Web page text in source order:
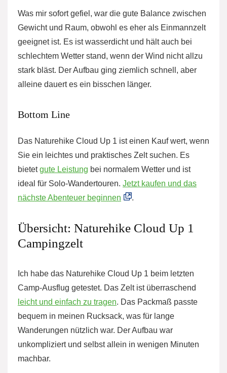
Was mir sofort gefiel, war die gute Balance zwischen
Gewicht und Raum, obwohl es eher als Einmannzelt
geeignet ist. Es ist wasserdicht und hält auch bei
schlechtem Wetter stand, wenn der Wind nicht allzu
stark bläst. Der Aufbau ging ziemlich schnell, aber
alleine dauert es ein bisschen länger.
Bottom Line
Das Naturehike Cloud Up 1 ist einen Kauf wert, wenn
Sie ein leichtes und praktisches Zelt suchen. Es
bietetgute Leistung bei normalem Wetter und ist
ideal für Solo-Wandertouren. Jetzt kaufen und das
nächste Abenteuer beginnen
.
Übersicht: Naturehike Cloud Up 1
Campingzelt
Ich habe das Naturehike Cloud Up 1 beim letzten
Camp-Ausflug getestet. Das Zelt ist überraschend
leicht und einfach zu tragen. Das Packmaß passte
bequem in meinen Rucksack, was für lange
Wanderungen nützlich war. Der Aufbau war
unkompliziert und selbst allein in wenigen Minuten
machbar.